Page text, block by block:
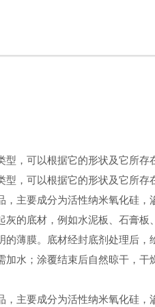
型，可以根据它的形状及它所存
型，可以根据它的形状及它所存
，主要成分为活性纳米氧化硅
灰的底材，例如水泥板、石膏
的薄膜。底材经封底剂处理后
加水；涂覆结束后自然晾干，
，主要成分为活性纳米氧化硅